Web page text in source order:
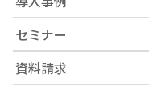
セミナー
資料請求